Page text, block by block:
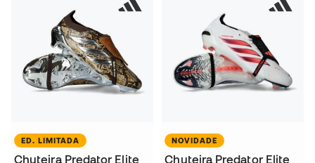
ED. LIMITADA
Chuteira Predator Elite
NOVIDADE
Chuteira Predator Elite